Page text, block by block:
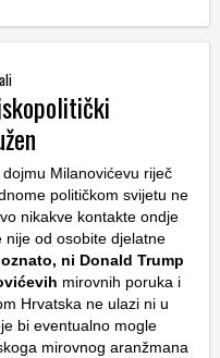
Milanovićevu riječ
političkom svijetu ne
nikakve kontakte ondje
nije od osobite djelatne
ni Donald Trump
mirovnih poruka i
Hrvatska ne ulazi ni u
bi eventualno mogle
mirovnog aranžmana